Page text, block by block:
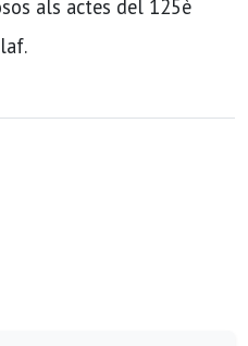
als actes del 125è